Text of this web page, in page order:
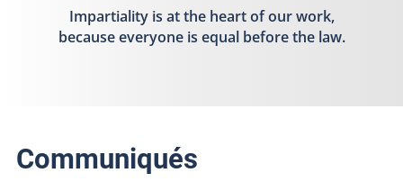
Impartiality is at the heart of our work,
because everyone is equal before the law.
Communiqués